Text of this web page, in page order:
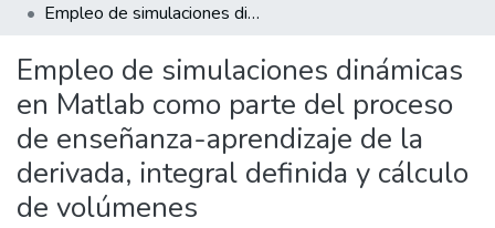
Statistics
Empleo de simulaciones dinámicas en Matlab como parte del proceso de enseñanza-aprendizaje de la derivada, integral definida y cálculo de volúmenes
Empleo de simulaciones dinámicas
en Matlab como parte del proceso
de enseñanza-aprendizaje de la
derivada, integral definida y cálculo
de volúmenes